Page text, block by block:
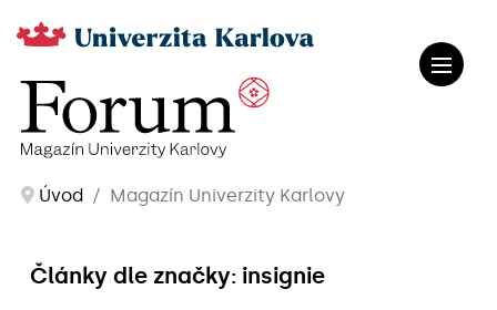
Úvod Magazín Univerzity Karlovy
Články dle značky: insignie